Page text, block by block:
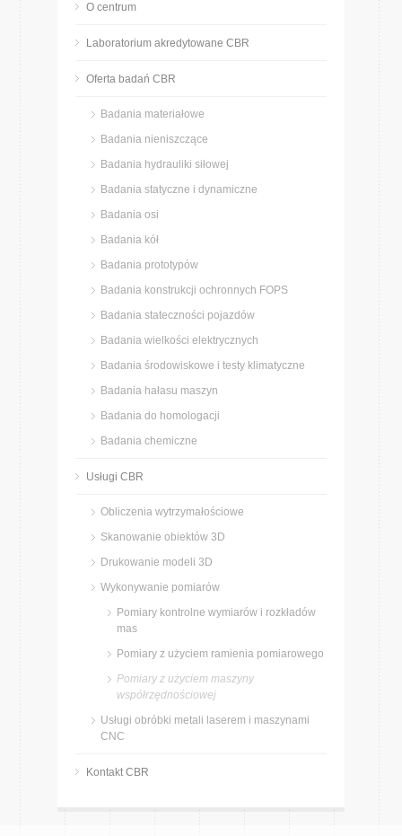
O centrum
Laboratorium akredytowane CBR
Oferta badań CBR
Badania materiałowe
Badania nieniszczące
Badania hydrauliki siłowej
Badania statyczne i dynamiczne
Badania osi
Badania kół
Badania prototypów
Badania konstrukcji ochronnych FOPS
Badania stateczności pojazdów
Badania wielkości elektrycznych
Badania środowiskowe i testy klimatyczne
Badania hałasu maszyn
Badania do homologacji
Badania chemiczne
Usługi CBR
Obliczenia wytrzymałościowe
Skanowanie obiektów 3D
Drukowanie modeli 3D
Wykonywanie pomiarów
Pomiary kontrolne wymiarów i rozkładów
mas
Pomiary z użyciem ramienia pomiarowego
Pomiary z użyciem maszyny
współrzędnościowej
Usługi obróbki metali laserem i maszynami
CNC
Kontakt CBR